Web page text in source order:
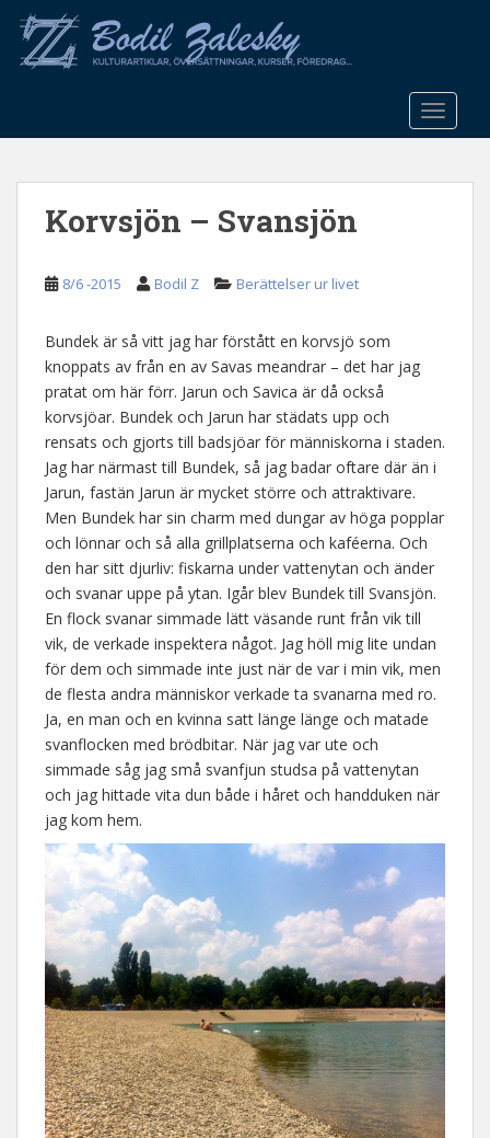
o
Korvsjön – Svansjön
8/6 -2015 Bodil Z Berättelser ur livet
Bundek är så vitt jag har förstått en korvsjö som
knoppats av från en av Savas meandrar – det har jag
pratat om här förr. Jarun och Savica är då också
korvsjöar. Bundek och Jarun har städats upp och
rensats och gjorts till badsjöar för människorna i staden.
Jag har närmast till Bundek, så jag badar oftare där än i
Jarun, fastän Jarun är mycket större och attraktivare.
Men Bundek har sin charm med dungar av höga popplar
och lönnar och så alla grillplatserna och kaféerna. Och
den har sitt djurliv: fiskarna under vattenytan och änder
och svanar uppe på ytan. Igår blev Bundek till Svansjön.
En flock svanar simmade lätt väsande runt från vik till
vik, de verkade inspektera något. Jag höll mig lite undan
för dem och simmade inte just när de var i min vik, men
de flesta andra människor verkade ta svanarna med ro.
Ja, en man och en kvinna satt länge länge och matade
svanflocken med brödbitar. När jag var ute och
simmade såg jag små svanfjun studsa på vattenytan
och jag hittade vita dun både i håret och handduken när
jag kom hem.